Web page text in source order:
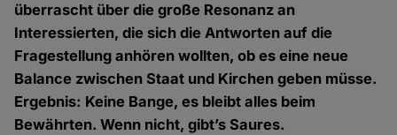
überrascht über die große Resonanz an
Interessierten, die sich die Antworten auf die
Fragestellung anhören wollten, ob es eine neue
Balance zwischen Staat und Kirchen geben müsse.
Ergebnis: Keine Bange, es bleibt alles beim
Bewährten. Wenn nicht, gibt’s Saures.